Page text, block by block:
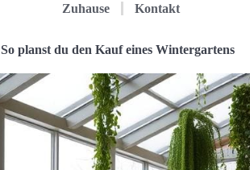
Zuhause Kontakt
So planst du den Kauf eines Wintergartens